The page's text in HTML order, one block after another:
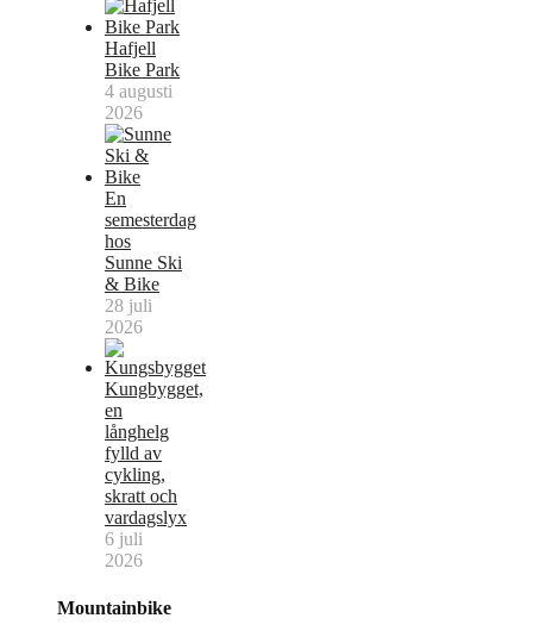
Hafjell
Bike Park
4 augusti
2026
En
semesterdag
hos
Sunne Ski
& Bike
28 juli
2026
Kungbygget,
en
långhelg
fylld av
cykling,
skratt och
vardagslyx
6 juli
2026
Mountainbike